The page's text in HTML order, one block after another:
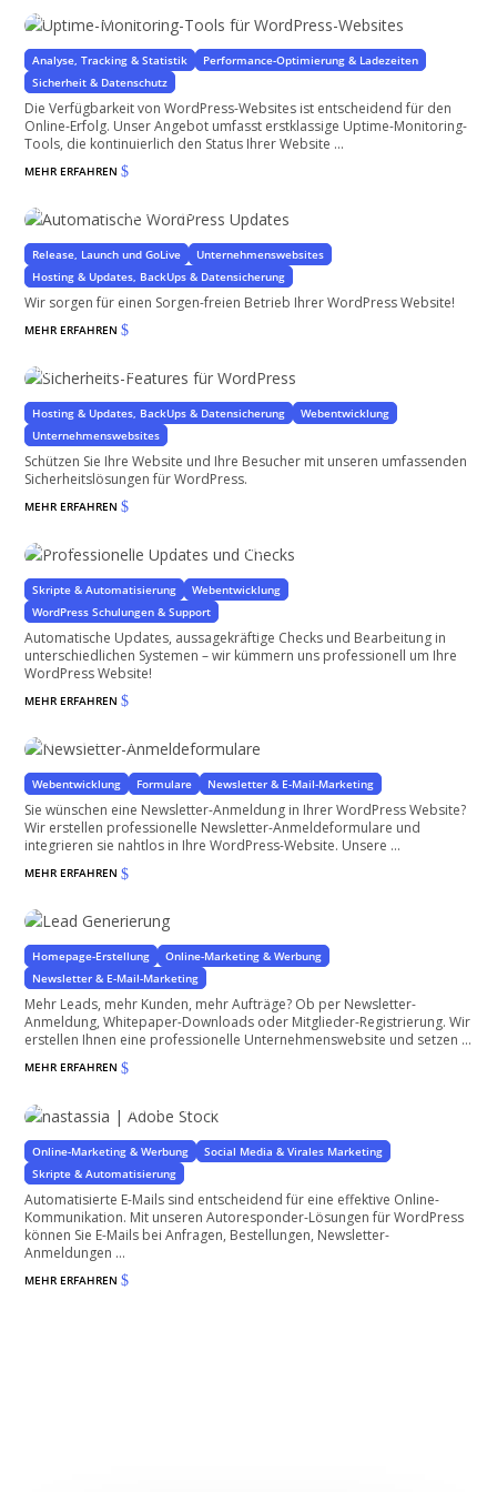
für WordPress-Websites
Analyse, Tracking & Statistik
Performance-Optimierung & Ladezeiten
Sicherheit & Datenschutz
Die Verfügbarkeit von WordPress-Websites ist entscheidend für den
Online-Erfolg. Unser Angebot umfasst erstklassige Uptime-Monitoring-
Tools, die kontinuierlich den Status Ihrer Website ...
MEHR ERFAHREN$
Automatische WordPress Updates
für WordPress, PlugIns und Theme
Release, Launch und GoLive
Unternehmenswebsites
Hosting & Updates, BackUps & Datensicherung
Wir sorgen für einen Sorgen-freien Betrieb Ihrer WordPress Website!
MEHR ERFAHREN$
Sicherheits-Features für WordPress
für Websites & Shops
Hosting & Updates, BackUps & Datensicherung
Webentwicklung
Unternehmenswebsites
Schützen Sie Ihre Website und Ihre Besucher mit unseren umfassenden
Sicherheitslösungen für WordPress.
MEHR ERFAHREN$
Professionelle Updates und Checks
Geplante Updates vermeiden Überraschungen
Skripte & Automatisierung
Webentwicklung
WordPress Schulungen & Support
Automatische Updates, aussagekräftige Checks und Bearbeitung in
unterschiedlichen Systemen – wir kümmern uns professionell um Ihre
WordPress Website!
MEHR ERFAHREN$
Gewinnen Sie treue Leser
Webentwicklung Formulare Newsletter & E-Mail-Marketing
Sie wünschen eine Newsletter-Anmeldung in Ihrer WordPress Website?
Wir erstellen professionelle Newsletter-Anmeldeformulare und
integrieren sie nahtlos in Ihre WordPress-Website. Unsere ...
MEHR ERFAHREN$
Homepage-Erstellung
Online-Marketing & Werbung
Newsletter & E-Mail-Marketing
Mehr Leads, mehr Kunden, mehr Aufträge? Ob per Newsletter-
Anmeldung, Whitepaper-Downloads oder Mitglieder-Registrierung. Wir
erstellen Ihnen eine professionelle Unternehmenswebsite und setzen ...
MEHR ERFAHREN$
Autoresponder
Automatisierter Mailversand aus allen Anlässen
Online-Marketing & Werbung
Social Media & Virales Marketing
Skripte & Automatisierung
Automatisierte E-Mails sind entscheidend für eine effektive Online-
Kommunikation. Mit unseren Autoresponder-Lösungen für WordPress
können Sie E-Mails bei Anfragen, Bestellungen, Newsletter-
Anmeldungen ...
MEHR ERFAHREN$